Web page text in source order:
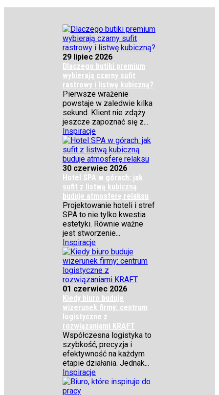
29 lipiec 2026
Dlaczego butiki premium
wybierają czarny sufit
rastrowy i listwę kubiczną?
Pierwsze wrażenie
powstaje w zaledwie kilka
sekund. Klient nie zdąży
jeszcze zapoznać się z...
Inspiracje
30 czerwiec 2026
Hotel SPA w górach: jak
sufit z listwą kubiczną
buduje atmosferę relaksu
Projektowanie hoteli i stref
SPA to nie tylko kwestia
estetyki. Równie ważne
jest stworzenie...
Inspiracje
01 czerwiec 2026
Kiedy biuro buduje
wizerunek firmy: centrum
logistyczne z
rozwiązaniami KRAFT
Współczesna logistyka to
szybkość, precyzja i
efektywność na każdym
etapie działania. Jednak...
Inspiracje